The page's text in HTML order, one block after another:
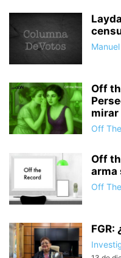
Off
mirar
Off
Off
arma
Off
FGR: